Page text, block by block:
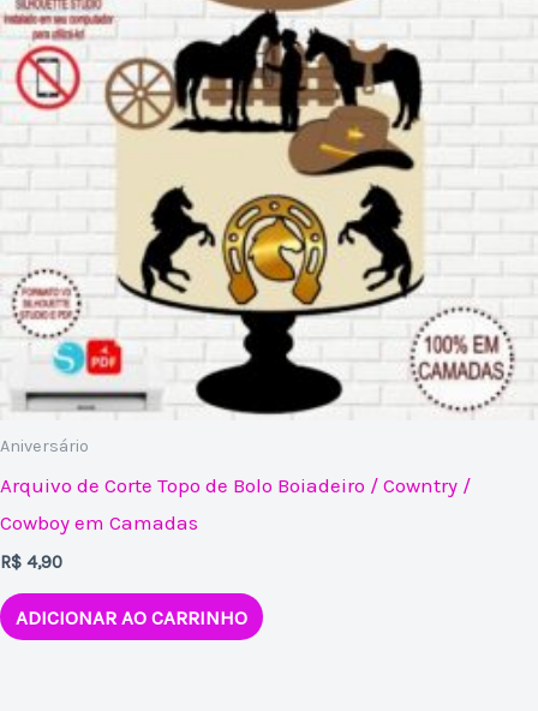
Aniversário
Arquivo de Corte Topo de Bolo Boiadeiro / Cowntry /
Cowboy em Camadas
R$ 4,90
ADICIONAR AO CARRINHO